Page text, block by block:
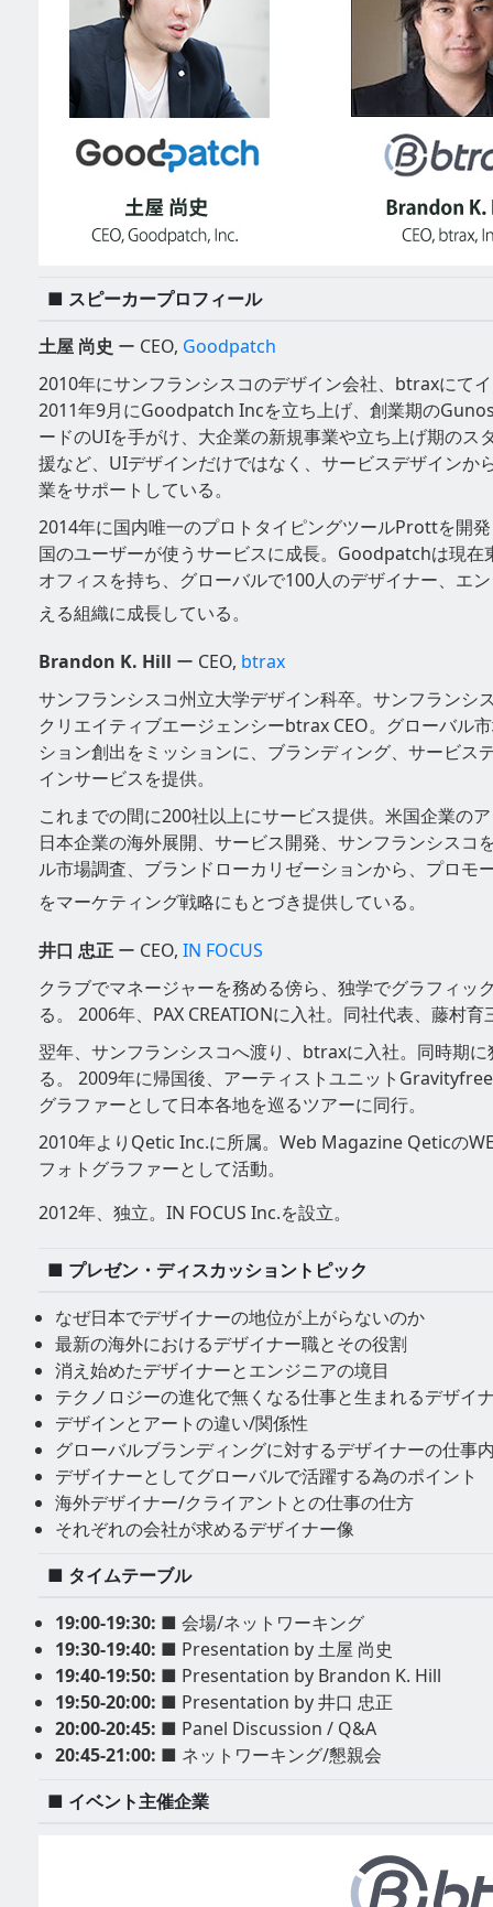
■ スピーカープロフィール
土屋 尚史 ー CEO, Goodpatch
2010年にサンフランシスコのデザイン会社、btraxにて
2011年9月にGoodpatch Incを立ち上げ、創業期の
ードのUIを手がけ、大企業の新規事業や立ち上げ期のス
援など、UIデザインだけではなく、サービスデザインか
業をサポートしている。
2014年に国内唯一のプロトタイピングツールProttを開
国のユーザーが使うサービスに成長。Goodpatchは現在
オフィスを持ち、グローバルで100人のデザイナー、エ
える組織に成長している。
Brandon K. Hill ー CEO, btrax
サンフランシスコ州立大学デザイン科卒。サンフランシ
クリエイティブエージェンシーbtrax CEO。グローバル
ション創出をミッションに、ブランディング、サービス
インサービスを提供。
これまでの間に200社以上にサービス提供。米国企業の
日本企業の海外展開、サービス開発、サンフランシスコ
ル市場調査、ブランドローカリゼーションから、プロモ
をマーケティング戦略にもとづき提供している。
井口 忠正 ー CEO, IN FOCUS
クラブでマネージャーを務める傍ら、独学でグラフィッ
る。 2006年、PAX CREATIONに入社。同社代表、藤村育
翌年、サンフランシスコへ渡り、btraxに入社。同時期
る。 2009年に帰国後、アーティストユニット
グラファーとして日本各地を巡るツアーに同行。
2010年よりQetic Inc.に所属。Web Magazine Qeticの
フォトグラファーとして活動。
2012年、独立。IN FOCUS Inc.を設立。
■ プレゼン・ディスカッショントピック
なぜ日本でデザイナーの地位が上がらないのか
最新の海外におけるデザイナー職とその役割
消え始めたデザイナーとエンジニアの境目
テクノロジーの進化で無くなる仕事と生まれるデザイ
デザインとアートの違い/関係性
グローバルブランディングに対するデザイナーの仕事
デザイナーとしてグローバルで活躍する為のポイント
海外デザイナー/クライアントとの仕事の仕方
それぞれの会社が求めるデザイナー像
■ タイムテーブル
19:00-19:30: ■ 会場/ネットワーキング
19:30-19:40: ■ Presentation by 土屋 尚史
19:40-19:50: ■ Presentation by Brandon K. Hill
19:50-20:00: ■ Presentation by 井口 忠正
20:00-20:45: ■ Panel Discussion / Q&A
20:45-21:00: ■ ネットワーキング/懇親会
■ イベント主催企業